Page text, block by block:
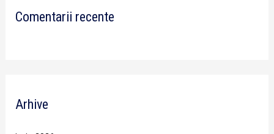
Comentarii recente
Arhive